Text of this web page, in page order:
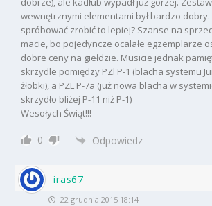
wewnętrznymi elementami był bardzo
spróbować zrobić to lepiej? Szanse na
macie, bo pojedyncze ocalałe egzemplarze
dobre ceny na giełdzie. Musicie jednak
skrzydle pomiędzy PZl P-1 (blacha systemu
żłobki), a PZL P-7a (już nowa blacha w
skrzydło bliżej P-11 niż P-1)
Wesołych Świąt!!!
0 Odpowiedz
iras67
22 grudnia 2015 18:14